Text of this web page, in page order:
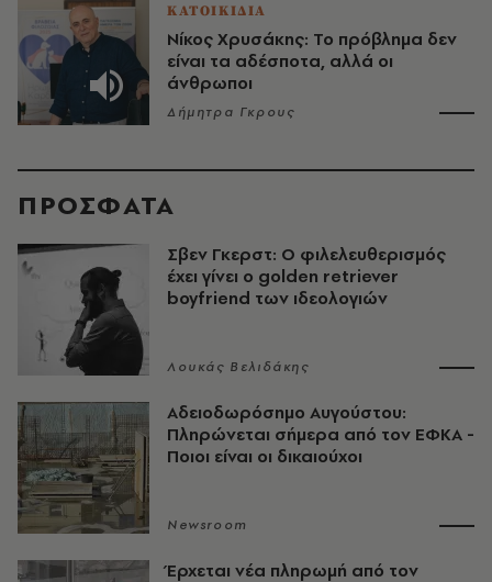
ΚΑΤΟΙΚΙΔΙΑ
Νίκος Χρυσάκης: Το πρόβλημα δεν
είναι τα αδέσποτα, αλλά οι
άνθρωποι
Δήμητρα Γκρους
ΠΡΟΣΦΑΤΑ
Σβεν Γκερστ: Ο φιλελευθερισμός
έχει γίνει ο golden retriever
boyfriend των ιδεολογιών
Λουκάς Βελιδάκης
Αδειοδωρόσημο Αυγούστου:
Πληρώνεται σήμερα από τον ΕΦΚΑ -
Ποιοι είναι οι δικαιούχοι
Newsroom
Έρχεται νέα πληρωμή από τον